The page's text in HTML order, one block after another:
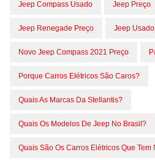
Jeep Compass Usado Jeep Preço
Jeep Renegade Preço Jeep Usado
Novo Jeep Compass 2021 Preço
Porque Carros Elétricos São Caros?
Quais As Marcas Da Stellantis?
Quais Os Modelos De Jeep No Brasil?
Quais São Os Carros Elétricos Que Tem